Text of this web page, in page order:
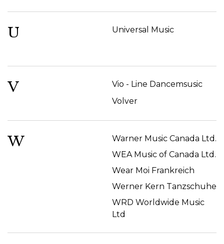
U Universal Music
V
Vio - Line Dancemsusic
Volver
W
Warner Music Canada Ltd.
WEA Music of Canada Ltd.
Wear Moi Frankreich
Werner Kern Tanzschuhe
WRD Worldwide Music
Ltd